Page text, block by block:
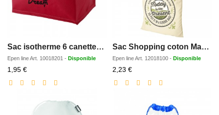
Sac isotherme 6 canettes Spectrum 4L
Epen lineArt. 10018201 - Disponible
1,95 €Prix
réduit
Sac Shopping coton Madras 140gr/m2
Epen lineArt. 12018100 - Disponible
2,23 €Prix
réduit